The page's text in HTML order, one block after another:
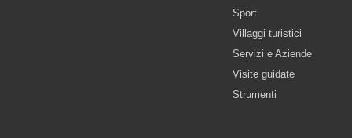
Sport
Villaggi turistici
Servizi e Aziende
Visite guidate
Strumenti